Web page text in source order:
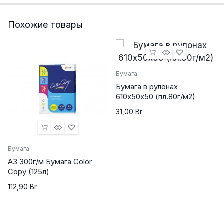
Похожие товары
Бумага
А3 300г/м Бумага Color
Copy (125л)
112,90 Br
Бумага
Бумага в рулонах
610х50х50 (пл.80г/м2)
31,00 Br